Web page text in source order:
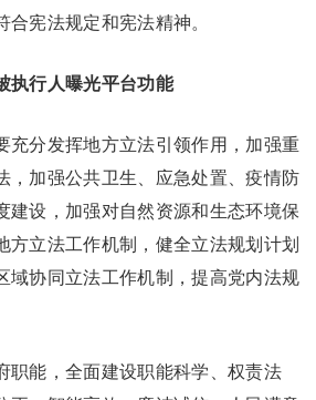
合宪法规定和宪法精神。
执行人曝光平台功能
分发挥地方立法引领作用，加强重
，加强公共卫生、应急处置、疫情防
建设，加强对自然资源和生态环境保
方立法工作机制，健全立法规划计划
域协同立法工作机制，提高党内法规
能，全面建设职能科学、权责法